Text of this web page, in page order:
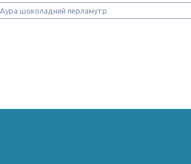
Аура шоколадний перламутр